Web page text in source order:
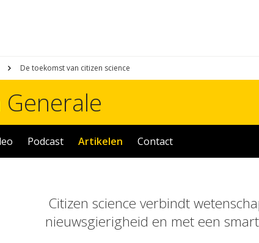
De toekomst van citizen science
Podcast Artikelen Contact
Citizen science verbindt
nieuwsgierigheid en met een